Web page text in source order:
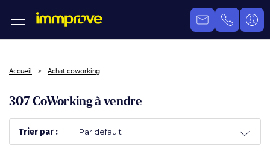
Accueil Achat coworking
307 CoWorking à vendre
Trier par :